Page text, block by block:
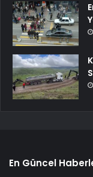
En Güncel